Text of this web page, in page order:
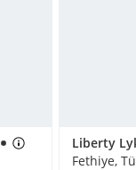
Liberty
Fethiye,